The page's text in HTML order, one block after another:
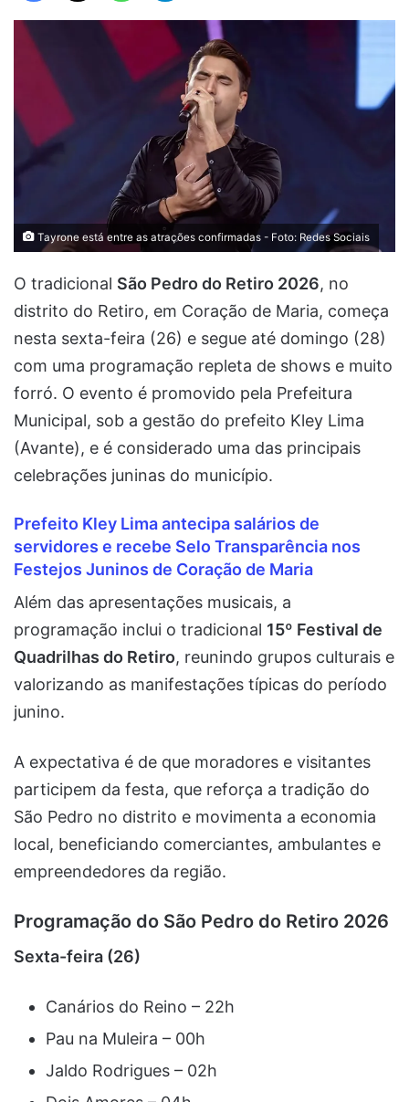
Tayrone está entre as atrações confirmadas - Foto: Redes Sociais
O tradicional São Pedro do Retiro 2026, no
distrito do Retiro, em Coração de Maria, começa
nesta sexta-feira (26) e segue até domingo (28)
com uma programação repleta de shows e muito
forró. O evento é promovido pela Prefeitura
Municipal, sob a gestão do prefeito Kley Lima
(Avante), e é considerado uma das principais
celebrações juninas do município.
Prefeito Kley Lima antecipa salários de
servidores e recebe Selo Transparência nos
Festejos Juninos de Coração de Maria
Além das apresentações musicais, a
programação inclui o tradicional 15º Festival de
Quadrilhas do Retiro, reunindo grupos culturais e
valorizando as manifestações típicas do período
junino.
A expectativa é de que moradores e visitantes
participem da festa, que reforça a tradição do
São Pedro no distrito e movimenta a economia
local, beneficiando comerciantes, ambulantes e
empreendedores da região.
Programação do São Pedro do Retiro 2026
Sexta-feira (26)
Canários do Reino – 22h
Pau na Muleira – 00h
Jaldo Rodrigues – 02h